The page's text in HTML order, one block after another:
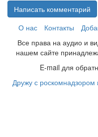
Написать комментарий
О нас
Контакты
Все права на аудио и
нашем сайте
E-mail для
Дружу с